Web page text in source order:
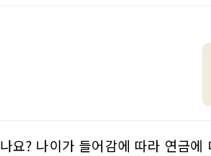
요? 나이가 들어감에 따라 연금에